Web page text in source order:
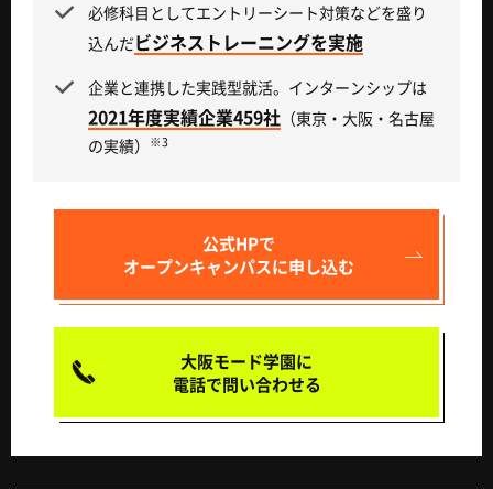
必修科目としてエントリーシート対策などを盛り
込んだビジネストレーニングを実施
企業と連携した実践型就活。インターンシップは
2021年度実績企業459社 （東京・大阪・名古屋
の実績）
※3
公式HPで
オープンキャンパスに申し込む
大阪モード学園に
電話で問い合わせる